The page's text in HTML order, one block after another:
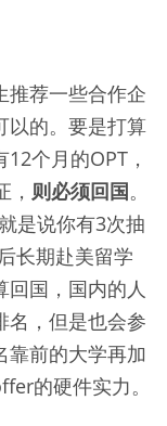
推荐一些合作企
以的。要是打算
个月的OPT，
则必须回国。
是说你有3次抽
长期赴美留学
回国，国内的人
名，但是也会参
靠前的大学再加
的硬件实力。